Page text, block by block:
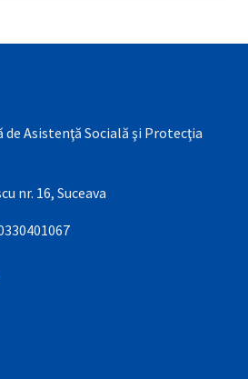
Asistenţă Socială şi Protecţia
nr. 16, Suceava